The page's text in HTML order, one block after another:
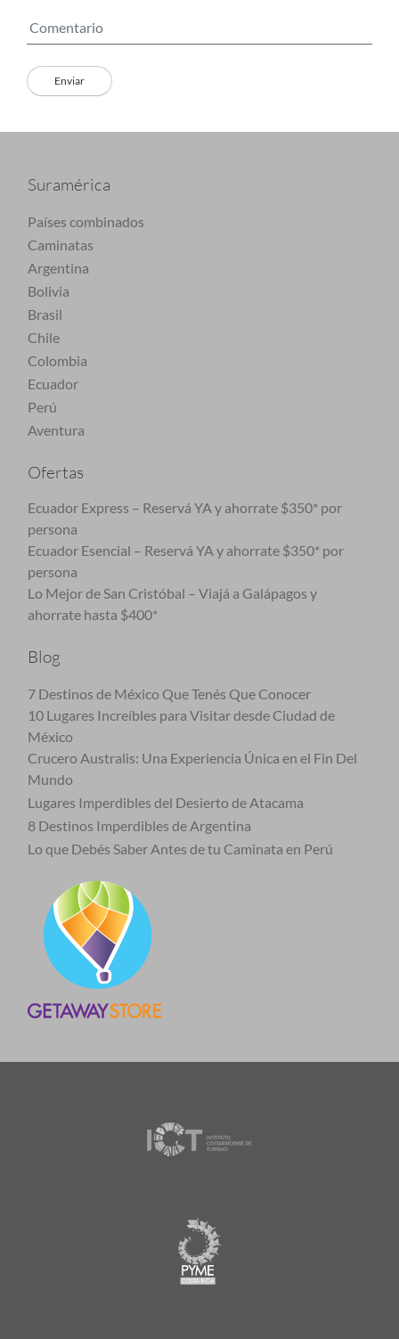
Suramérica
Países combinados
Caminatas
Argentina
Bolivia
Brasil
Chile
Colombia
Ecuador
Perú
Aventura
Ofertas
Ecuador Express – Reservá YA y ahorrate $350* por
persona
Ecuador Esencial – Reservá YA y ahorrate $350* por
persona
Lo Mejor de San Cristóbal – Viajá a Galápagos y
ahorrate hasta $400*
Blog
7 Destinos de México Que Tenés Que Conocer
10 Lugares Increíbles para Visitar desde Ciudad de
México
Crucero Australis: Una Experiencia Única en el Fin Del
Mundo
Lugares Imperdibles del Desierto de Atacama
8 Destinos Imperdibles de Argentina
Lo que Debés Saber Antes de tu Caminata en Perú